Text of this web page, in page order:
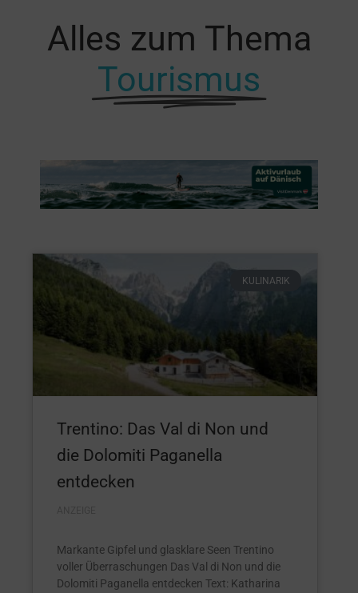
Alles zum Thema
Tourismus
KULINARIK
Trentino: Das Val di Non und
die Dolomiti Paganella
entdecken
Markante Gipfel und glasklare Seen Trentino
voller Überraschungen Das Val di Non und die
Dolomiti Paganella entdecken Text: Katharina